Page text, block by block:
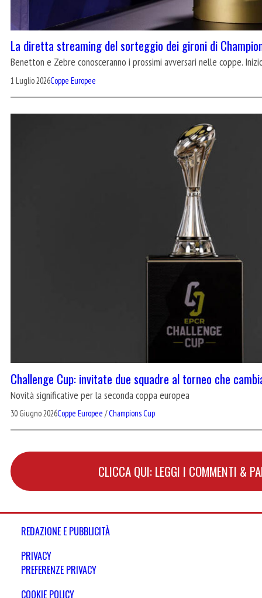
La diretta streaming del sorteggio dei gironi di
Benetton e Zebre conosceranno i prossimi avversari nelle coppe.
1 Luglio 2026Coppe Europee
Challenge Cup: invitate due squadre al torneo che
Novità significative per la seconda coppa europea
30 Giugno 2026Coppe Europee /Champions Cup
CLICCA QUI: LEGGI I COMMENTI &
REDAZIONE E PUBBLICITÀ
PRIVACY
PREFERENZE PRIVACY
COOKIE POLICY